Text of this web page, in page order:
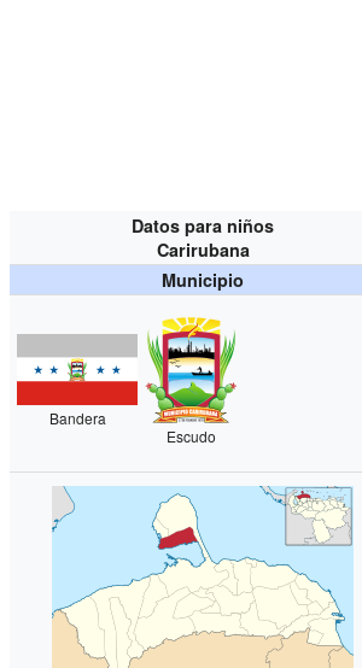
Datos para niños
Carirubana
Municipio
Bandera
Escudo